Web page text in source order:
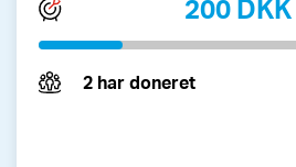
200 DKK
2 har doneret